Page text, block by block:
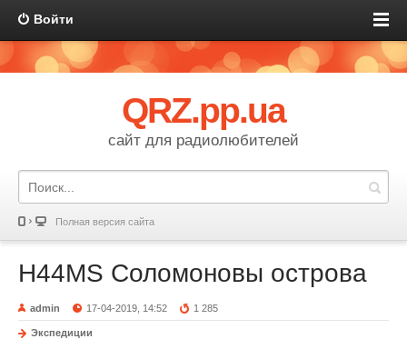
Войти
QRZ.pp.ua
сайт для радиолюбителей
Полная версия сайта
H44MS Соломоновы острова
admin 17-04-2019, 14:52 1 285
Экспедиции